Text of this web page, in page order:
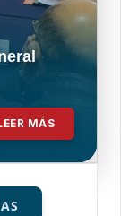
MÁS